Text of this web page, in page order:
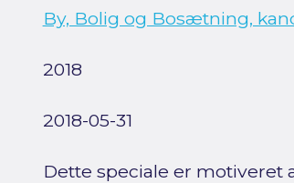
By, Bolig og Bosætning,
2018
2018-05-31
Dette speciale er